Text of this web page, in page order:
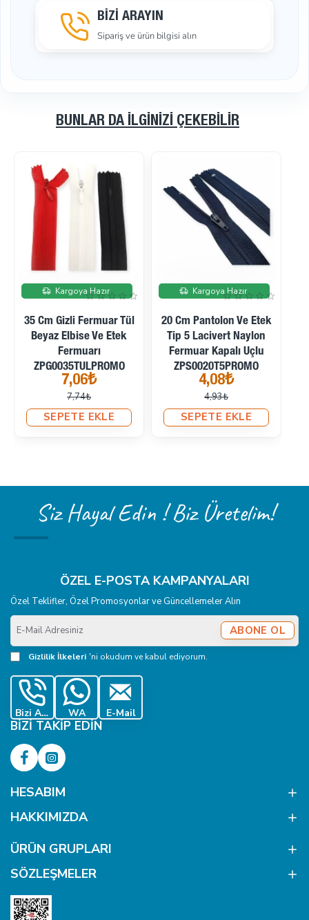
BİZİ ARAYIN
Sipariş ve ürün bilgisi alın
BUNLAR DA İLGINIZI ÇEKEBILIR
İndirimde
Kargoya Hazır
35 Cm Gizli Fermuar Tül
Beyaz Elbise Ve Etek
Fermuarı
ZPG0035TULPROMO
7,06₺
7,74₺
SEPETE EKLE
İndirimde
Kargoya Hazır
20 Cm Pantolon Ve Etek
Tip 5 Lacivert Naylon
Fermuar Kapalı Uçlu
ZPS0020T5PROMO
4,08₺
4,93₺
SEPETE EKLE
Siz Hayal Edin ! Biz Üretelim!
ÖZEL E-POSTA KAMPANYALARI
Özel Teklifler, Özel Promosyonlar ve Güncellemeler Alın
E-
Mail
Adresiniz
ABONE OL
Gizlilik İlkeleri 'ni okudum ve kabul ediyorum.
Bizi Ara WA E-Mail
BIZI TAKIP EDIN
HESABIM
HAKKIMIZDA
ÜRÜN GRUPLARI
SÖZLEŞMELER